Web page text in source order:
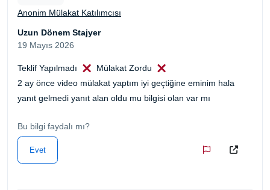
Anonim Mülakat Katılımcısı
Uzun Dönem Stajyer
19 Mayıs 2026
Teklif Yapılmadı
Mülakat Zordu
2 ay önce video mülakat yaptım iyi geçtiğine eminim hala
yanıt gelmedi yanıt alan oldu mu bilgisi olan var mı
Bu bilgi faydalı mı?
Evet